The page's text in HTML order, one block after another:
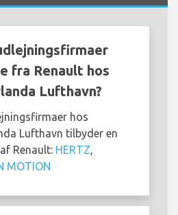
fra Renault hos
Lufthavn?
hos
Lufthavn tilbyder en
Renault: HERTZ
MOTION